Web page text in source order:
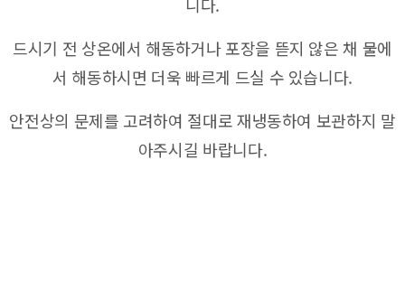
드시기 전 상온에서 해동하거나 포장을 뜯지 않은 채 물에
서 해동하시면 더욱 빠르게 드실 수 있습니다.
안전상의 문제를 고려하여 절대로 재냉동하여 보관하지 말
아주시길 바랍니다.